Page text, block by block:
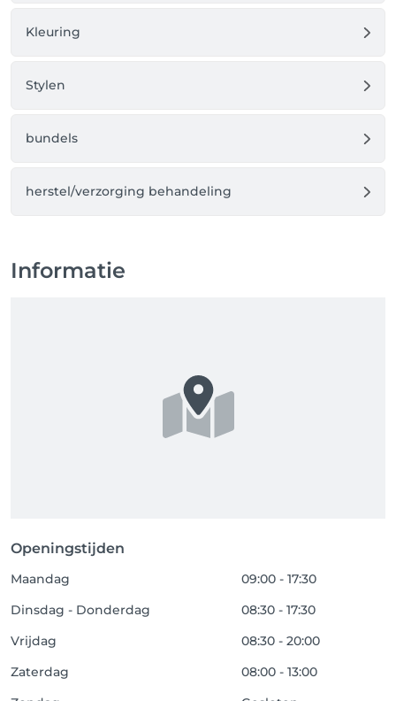
Kleuring
Stylen
bundels
herstel/verzorging behandeling
Informatie
Openingstijden
Maandag
09:00 - 17:30
Dinsdag - Donderdag
08:30 - 17:30
Vrijdag
08:30 - 20:00
Zaterdag
08:00 - 13:00